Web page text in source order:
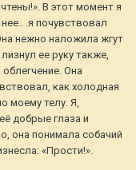
В этот момент я
.я почувствовал
нежно наложила жгут
ее руку также,
Она
как холодная
моему телу. Я,
добрые глаза и
она понимала собачий
«Прости!».